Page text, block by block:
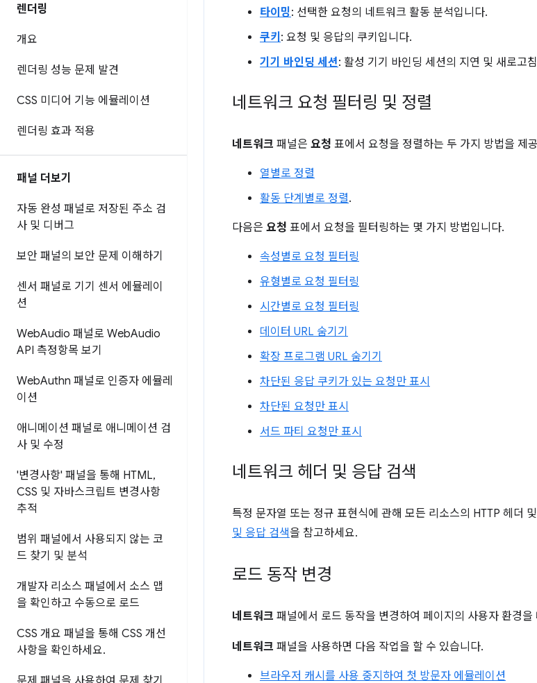
렌더링
개요
렌더링 성능 문제 발견
CSS 미디어 기능 에뮬레이션
렌더링 효과 적용
패널 더보기
자동 완성 패널로 저장된 주소 검
사 및 디버그
보안 패널의 보안 문제 이해하기
센서 패널로 기기 센서 에뮬레이
션
WebAudio 패널로 WebAudio
API 측정항목 보기
WebAuthn 패널로 인증자 에뮬레
이션
애니메이션 패널로 애니메이션 검
사 및 수정
'변경사항' 패널을 통해 HTML,
CSS 및 자바스크립트 변경사항
추적
범위 패널에서 사용되지 않는 코
드 찾기 및 분석
개발자 리소스 패널에서 소스 맵
을 확인하고 수동으로 로드
CSS 개요 패널을 통해 CSS 개선
사항을 확인하세요.
타이밍: 선택한 요청의 네트워크 활동 분석입니다.
쿠키 : 요청 및 응답의 쿠키입니다.
기기 바인딩 세션: 활성 기기 바인딩 세션의 지연 및 새로고
네트워크 요청 필터링 및 정렬
네트워크 패널은 요청 표에서 요청을 정렬하는 두 가지 방법을 제
열별로 정렬
활동 단계별로 정렬.
다음은 요청 표에서 요청을 필터링하는 몇 가지 방법입니다.
속성별로 요청 필터링
유형별로 요청 필터링
시간별로 요청 필터링
데이터 URL 숨기기
확장 프로그램 URL 숨기기
차단된 응답 쿠키가 있는 요청만 표시
차단된 요청만 표시
서드 파티 요청만 표시
네트워크 헤더 및 응답 검색
특정 문자열 또는 정규 표현식에 관해 모든 리소스의 HTTP 헤더
및 응답 검색을 참고하세요.
로드 동작 변경
네트워크 패널에서 로드 동작을 변경하여 페이지의 사용자 환경을
네트워크 패널을 사용하면 다음 작업을 할 수 있습니다.
브라우저 캐시를 사용 중지하여 첫 방문자 에뮬레이션